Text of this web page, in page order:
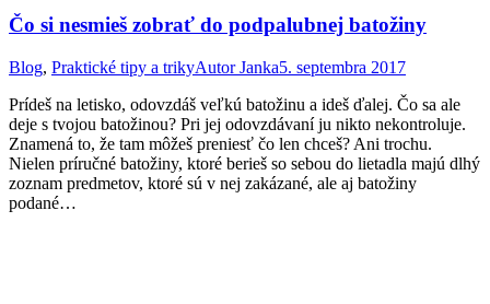
Čo si nesmieš zobrať do podpalubnej batožiny
Blog, Praktické tipy a trikyAutorJanka5. septembra 2017
Prídeš na letisko, odovzdáš veľkú batožinu a ideš ďalej. Čo sa ale
deje s tvojou batožinou? Pri jej odovzdávaní ju nikto nekontroluje.
Znamená to, že tam môžeš preniesť čo len chceš? Ani trochu.
Nielen príručné batožiny, ktoré berieš so sebou do lietadla majú dlhý
zoznam predmetov, ktoré sú v nej zakázané, ale aj batožiny
podané…